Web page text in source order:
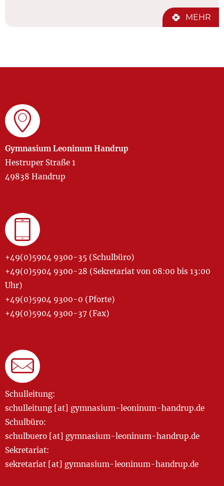
MEHR
Gymnasium Leoninum Handrup
Hestruper Straße 1
49838 Handrup
+49(0)5904 9300-35 (Schulbüro)
+49(0)5904 9300-28 (Sekretariat von 08:00 bis 13:00
Uhr)
+49(0)5904 9300-0 (Pforte)
+49(0)5904 9300-37 (Fax)
Schulleitung:
schulleitung [at] gymnasium-leoninum-handrup.de
Schulbüro:
schulbuero [at] gymnasium-leoninum-handrup.de
Sekretariat:
sekretariat [at] gymnasium-leoninum-handrup.de